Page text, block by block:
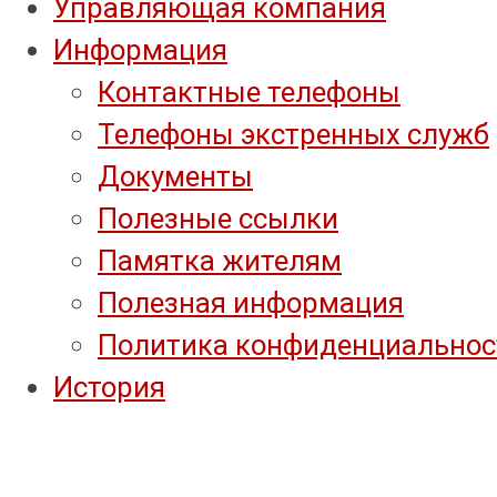
Управляющая компания
Информация
Контактные телефоны
Телефоны экстренных служб
Документы
Полезные ссылки
Памятка жителям
Полезная информация
Политика
История